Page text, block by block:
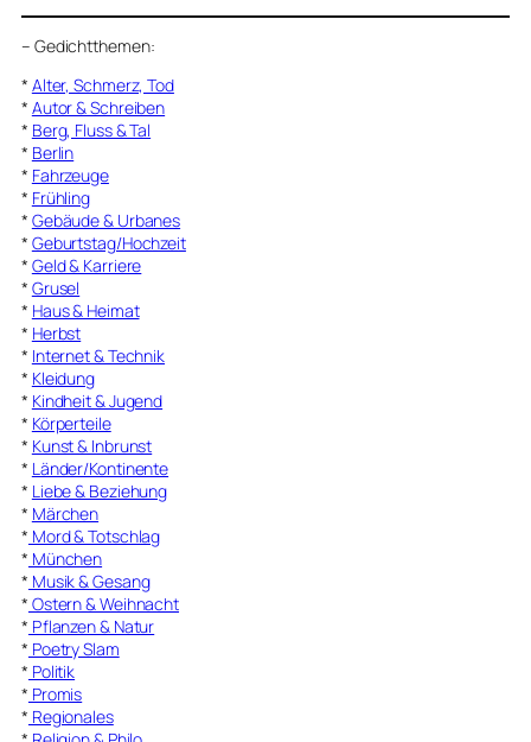
– Gedichtthemen:
* Alter, Schmerz, Tod
* Autor & Schreiben
* Berg, Fluss & Tal
* Berlin
* Fahrzeuge
* Frühling
* Gebäude & Urbanes
* Geburtstag/Hochzeit
* Geld & Karriere
* Grusel
* Haus & Heimat
* Herbst
* Internet & Technik
* Kleidung
* Kindheit & Jugend
* Körperteile
* Kunst & Inbrunst
* Länder/Kontinente
* Liebe & Beziehung
* Märchen
* Mord & Totschlag
* München
* Musik & Gesang
* Ostern & Weihnacht
* Pflanzen & Natur
* Poetry Slam
* Politik
* Promis
* Regionales